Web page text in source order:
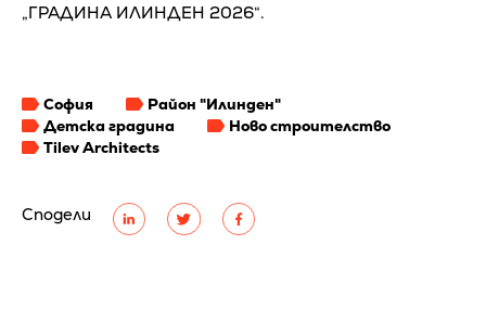
Сподели
„ГРАДИНА ИЛИНДЕН 2026“.
София
Район "Илинден"
Детска градина
Ново строителство
Tilev Architects